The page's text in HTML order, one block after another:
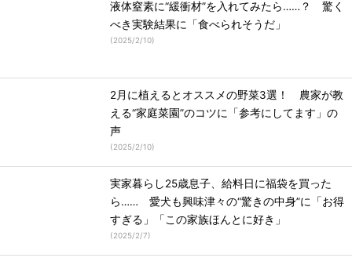
液体窒素に“緩衝材”を入れてみたら……？ 驚く
べき実験結果に「食べられそうだ」
(2025/2/10)
2月に植えるとオススメの野菜3選！ 農家が教
える“家庭菜園”のコツに「参考にしてます」の
声
(2025/2/10)
実家暮らし25歳息子、給料日に福袋を買った
ら…… 愛犬も興味津々の“驚きの中身”に「お得
すぎる」「この家族ほんとに好き」
(2025/2/7)